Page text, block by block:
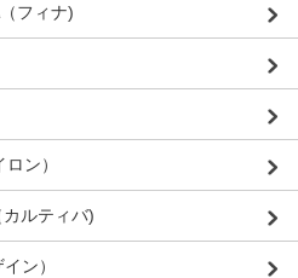
フィナ)
ン）
ルティバ)
ン）